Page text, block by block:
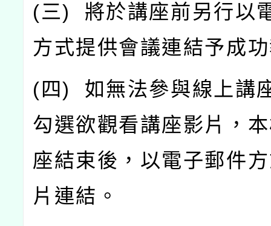
(三) 將於講座前另行以
方式提供會議連結予成
( 四) 如無法參與線上講
勾選欲觀看講座影片，
座結束後，以電子郵件
片連結。